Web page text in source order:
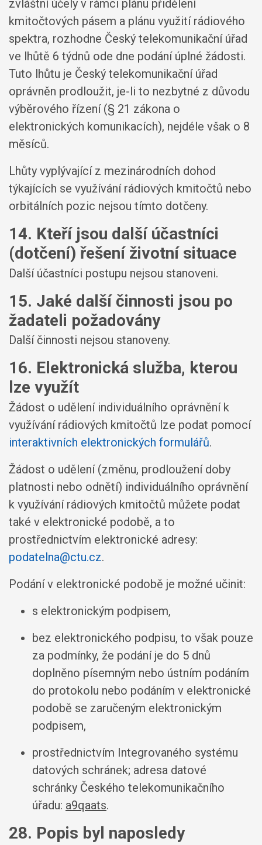
zvláštní účely v rámci plánu přidělení
kmitočtových pásem a plánu využití rádiového
spektra, rozhodne Český telekomunikační úřad
ve lhůtě 6 týdnů ode dne podání úplné žádosti.
Tuto lhůtu je Český telekomunikační úřad
oprávněn prodloužit, je-li to nezbytné z důvodu
výběrového řízení (§ 21 zákona o
elektronických komunikacích), nejdéle však o 8
měsíců.
Lhůty vyplývající z mezinárodních dohod
týkajících se využívání rádiových kmitočtů nebo
orbitálních pozic nejsou tímto dotčeny.
14. Kteří jsou další účastníci
(dotčení) řešení životní situace
Další účastníci postupu nejsou stanoveni.
15. Jaké další činnosti jsou po
žadateli požadovány
Další činnosti nejsou stanoveny.
16. Elektronická služba, kterou
lze využít
Žádost o udělení individuálního oprávnění k
využívání rádiových kmitočtů lze podat pomocí
interaktivních elektronických formulářů.
Žádost o udělení (změnu, prodloužení doby
platnosti nebo odnětí) individuálního oprávnění
k využívání rádiových kmitočtů můžete podat
také v elektronické podobě, a to
prostřednictvím elektronické adresy:
podatelna@ctu.cz.
Podání v elektronické podobě je možné učinit:
s elektronickým podpisem,
bez elektronického podpisu, to však pouze
za podmínky, že podání je do 5 dnů
doplněno písemným nebo ústním podáním
do protokolu nebo podáním v elektronické
podobě se zaručeným elektronickým
podpisem,
prostřednictvím Integrovaného systému
datových schránek; adresa datové
schránky Českého telekomunikačního
úřadu: a9qaats.
28. Popis byl naposledy